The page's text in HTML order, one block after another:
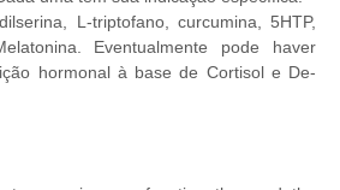
L-triptofano, curcumina, 5HTP,
Eventualmente pode haver
hormonal à base de Cortisol e De-